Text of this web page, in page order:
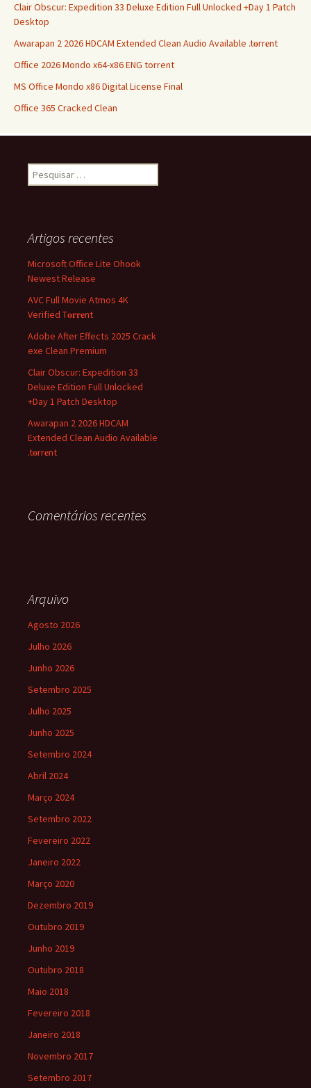
Clair Obscur: Expedition 33 Deluxe Edition Full Unlocked +Day 1 Patch
Desktop
Awarapan 2 2026 HDCAM Extended Clean Audio Available .t𝐨rr𝐞nt
Office 2026 Mondo x64-x86 ENG torrent
MS Office Mondo x86 Digital License Final
Office 365 Cracked Clean
Pesquisar
por:
Artigos recentes
Microsoft Office Lite Ohook
Newest Release
AVC Full Movie Atmos 4K
Verified T𝐨𝐫𝐫𝐞nt
Adobe After Effects 2025 Crack
exe Clean Premium
Clair Obscur: Expedition 33
Deluxe Edition Full Unlocked
+Day 1 Patch Desktop
Awarapan 2 2026 HDCAM
Extended Clean Audio Available
.t𝐨rr𝐞nt
Comentários recentes
Arquivo
Agosto 2026
Julho 2026
Junho 2026
Setembro 2025
Julho 2025
Junho 2025
Setembro 2024
Abril 2024
Março 2024
Setembro 2022
Fevereiro 2022
Janeiro 2022
Março 2020
Dezembro 2019
Outubro 2019
Junho 2019
Outubro 2018
Maio 2018
Fevereiro 2018
Janeiro 2018
Novembro 2017
Setembro 2017